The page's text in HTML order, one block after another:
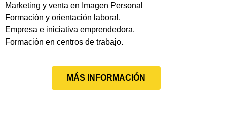
Marketing y venta en Imagen Personal
Formación y orientación laboral.
Empresa e iniciativa emprendedora.
Formación en centros de trabajo.
MÁS INFORMACIÓN